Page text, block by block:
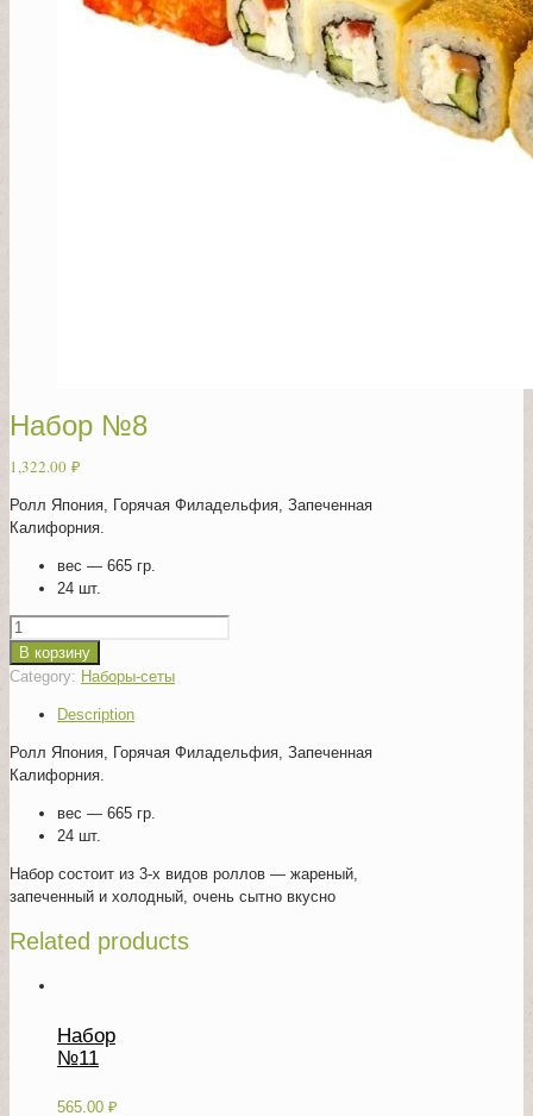
Набор №8
1,322.00 ₽
Ролл Япония, Горячая Филадельфия, Запеченная
Калифорния.
вес — 665 гр.
24 шт.
Quantity
В корзину
Category: Наборы-сеты
Description
Ролл Япония, Горячая Филадельфия, Запеченная
Калифорния.
вес — 665 гр.
24 шт.
Набор состоит из 3-х видов роллов — жареный,
запеченный и холодный, очень сытно вкусно
Related products
Набор
№11
565.00 ₽